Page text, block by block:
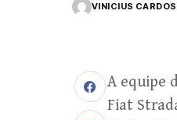
VINICIUS
A equipe
Fiat